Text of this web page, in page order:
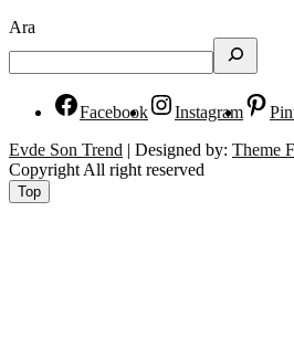
Ara
Facebook Instagram
Evde Son Trend | Designed by: Theme
Copyright All right reserved
Top